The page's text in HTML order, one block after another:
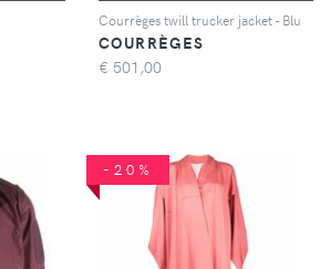
Courrèges twill trucker jacket - Blu
COURRÈGES
€ 501,00
-20%